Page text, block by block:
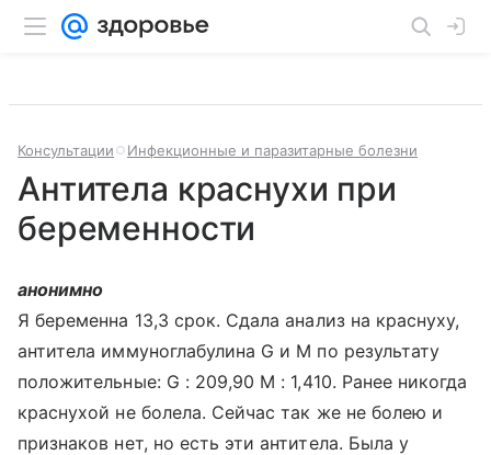
Консультации Инфекционные и паразитарные болезни
Антитела краснухи при
беременности
анонимно
Я беременна 13,3 срок. Сдала анализ на краснуху,
антитела иммуноглабулина G и М по результату
положительные: G : 209,90 М : 1,410. Ранее никогда
краснухой не болела. Сейчас так же не болею и
признаков нет, но есть эти антитела. Была у